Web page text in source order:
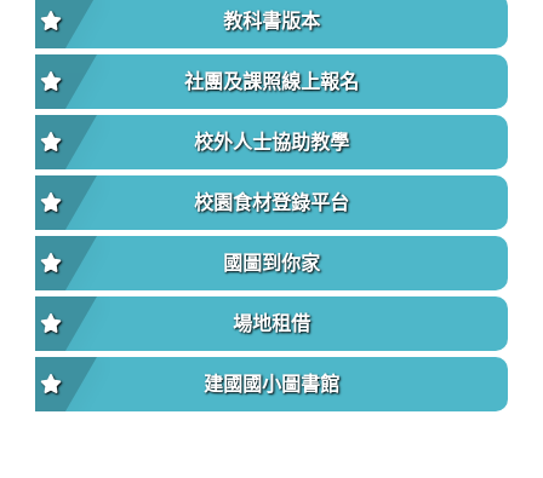
教科書版本
社團及課照線上報名
校外人士協助教學
校園食材登錄平台
國圖到你家
場地租借
建國國小圖書館